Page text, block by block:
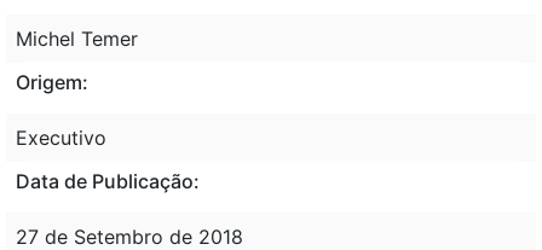
Michel Temer
Origem:
Executivo
Data de Publicação:
27 de Setembro de 2018